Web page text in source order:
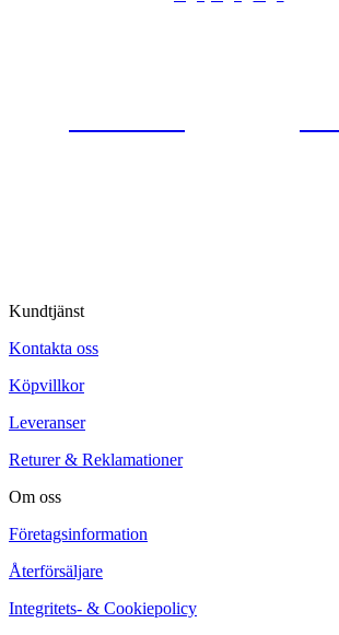
Kundtjänst
Kontakta oss
Köpvillkor
Leveranser
Returer & Reklamationer
Om oss
Företagsinformation
Återförsäljare
Integritets- & Cookiepolicy